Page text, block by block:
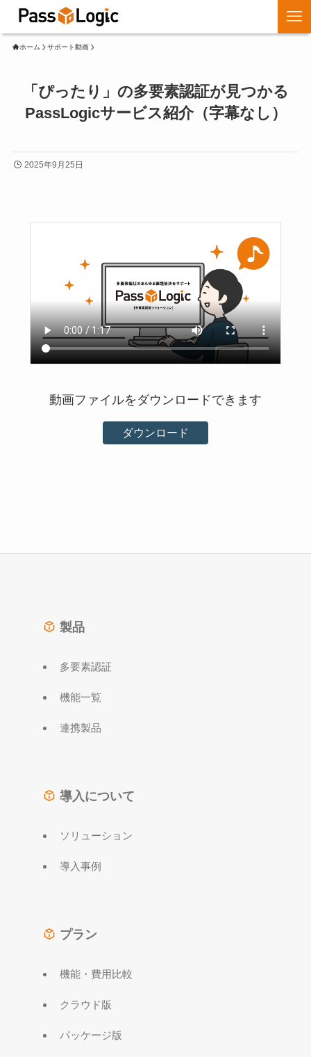
ホーム サポート動画
「ぴったり」の多要素認証が見つかる
PassLogicサービス紹介（字幕なし）
2025年9月25日
動画ファイルをダウンロードできます
ダウンロード
製品
多要素認証
機能一覧
連携製品
導入について
ソリューション
導入事例
プラン
機能・費用比較
クラウド版
パッケージ版